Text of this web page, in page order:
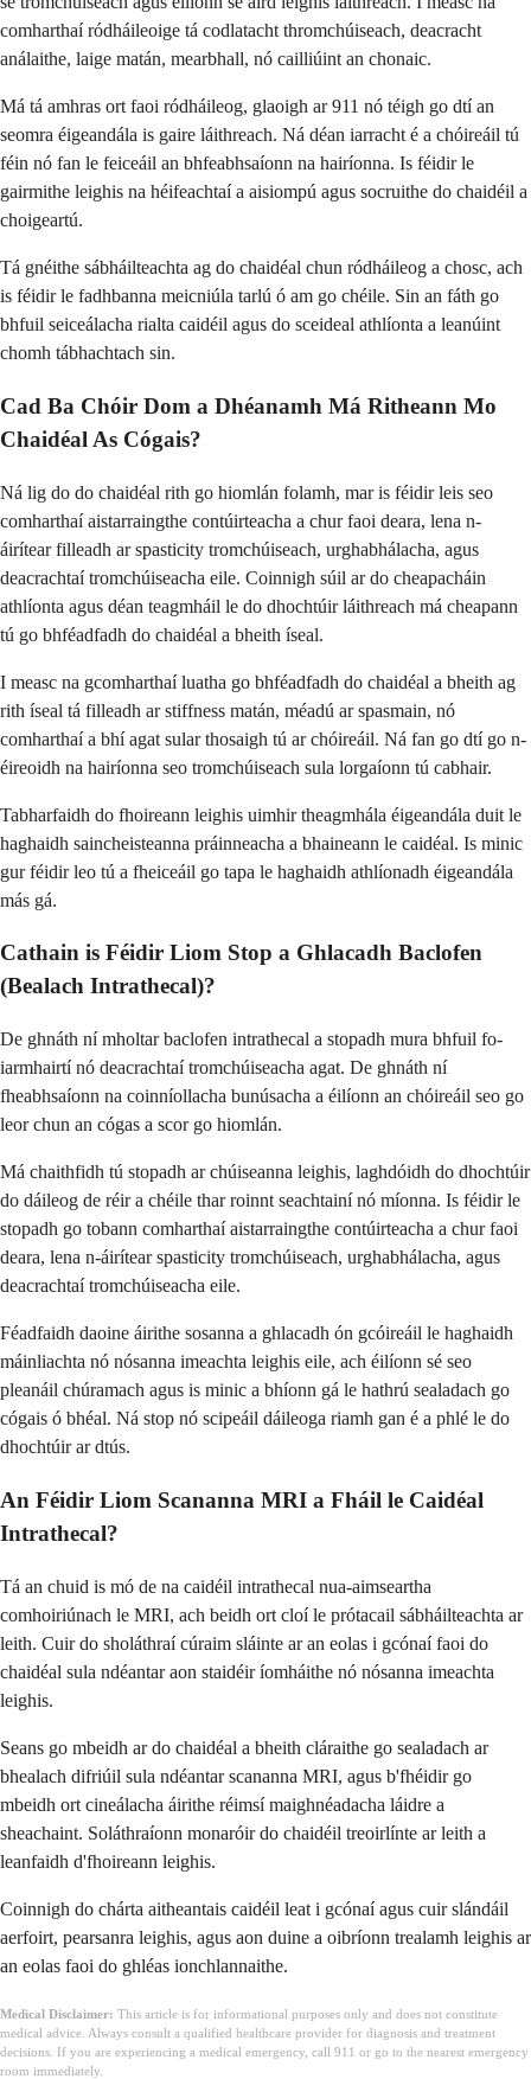
comharthaí ródháileoige tá codlatacht thromchúiseach, deacracht
análaithe, laige matán, mearbhall, nó cailliúint an chonaic.
Má tá amhras ort faoi ródháileog, glaoigh ar 911 nó téigh go dtí an
seomra éigeandála is gaire láithreach. Ná déan iarracht é a chóireáil tú
féin nó fan le feiceáil an bhfeabhsaíonn na hairíonna. Is féidir le
gairmithe leighis na héifeachtaí a aisiompú agus socruithe do chaidéil a
choigeartú.
Tá gnéithe sábháilteachta ag do chaidéal chun ródháileog a chosc, ach
is féidir le fadhbanna meicniúla tarlú ó am go chéile. Sin an fáth go
bhfuil seiceálacha rialta caidéil agus do sceideal athlíonta a leanúint
chomh tábhachtach sin.
Cad Ba Chóir Dom a Dhéanamh Má Ritheann Mo
Chaidéal As Cógais?
Ná lig do do chaidéal rith go hiomlán folamh, mar is féidir leis seo
comharthaí aistarraingthe contúirteacha a chur faoi deara, lena n-
áirítear filleadh ar spasticity tromchúiseach, urghabhálacha, agus
deacrachtaí tromchúiseacha eile. Coinnigh súil ar do cheapacháin
athlíonta agus déan teagmháil le do dhochtúir láithreach má cheapann
tú go bhféadfadh do chaidéal a bheith íseal.
I measc na gcomharthaí luatha go bhféadfadh do chaidéal a bheith ag
rith íseal tá filleadh ar stiffness matán, méadú ar spasmain, nó
comharthaí a bhí agat sular thosaigh tú ar chóireáil. Ná fan go dtí go n-
éireoidh na hairíonna seo tromchúiseach sula lorgaíonn tú cabhair.
Tabharfaidh do fhoireann leighis uimhir theagmhála éigeandála duit le
haghaidh saincheisteanna práinneacha a bhaineann le caidéal. Is minic
gur féidir leo tú a fheiceáil go tapa le haghaidh athlíonadh éigeandála
más gá.
Cathain is Féidir Liom Stop a Ghlacadh Baclofen
(Bealach Intrathecal)?
De ghnáth ní mholtar baclofen intrathecal a stopadh mura bhfuil fo-
iarmhairtí nó deacrachtaí tromchúiseacha agat. De ghnáth ní
fheabhsaíonn na coinníollacha bunúsacha a éilíonn an chóireáil seo go
leor chun an cógas a scor go hiomlán.
Má chaithfidh tú stopadh ar chúiseanna leighis, laghdóidh do dhochtúir
do dáileog de réir a chéile thar roinnt seachtainí nó míonna. Is féidir le
stopadh go tobann comharthaí aistarraingthe contúirteacha a chur faoi
deara, lena n-áirítear spasticity tromchúiseach, urghabhálacha, agus
deacrachtaí tromchúiseacha eile.
Féadfaidh daoine áirithe sosanna a ghlacadh ón gcóireáil le haghaidh
máinliachta nó nósanna imeachta leighis eile, ach éilíonn sé seo
pleanáil chúramach agus is minic a bhíonn gá le hathrú sealadach go
cógais ó bhéal. Ná stop nó scipeáil dáileoga riamh gan é a phlé le do
dhochtúir ar dtús.
An Féidir Liom Scananna MRI a Fháil le Caidéal
Intrathecal?
Tá an chuid is mó de na caidéil intrathecal nua-aimseartha
comhoiriúnach le MRI, ach beidh ort cloí le prótacail sábháilteachta ar
leith. Cuir do sholáthraí cúraim sláinte ar an eolas i gcónaí faoi do
chaidéal sula ndéantar aon staidéir íomháithe nó nósanna imeachta
leighis.
Seans go mbeidh ar do chaidéal a bheith cláraithe go sealadach ar
bhealach difriúil sula ndéantar scananna MRI, agus b'fhéidir go
mbeidh ort cineálacha áirithe réimsí maighnéadacha láidre a
sheachaint. Soláthraíonn monaróir do chaidéil treoirlínte ar leith a
leanfaidh d'fhoireann leighis.
Coinnigh do chárta aitheantais caidéil leat i gcónaí agus cuir slándáil
aerfoirt, pearsanra leighis, agus aon duine a oibríonn trealamh leighis ar
an eolas faoi do ghléas ionchlannaithe.
Medical Disclaimer: This article is for informational purposes only and does not constitute
medical advice. Always consult a qualified healthcare provider for diagnosis and treatment
decisions. If you are experiencing a medical emergency, call 911 or go to the nearest emergency
room immediately.